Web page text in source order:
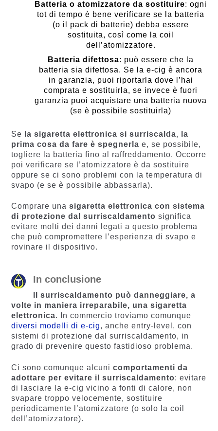
Batteria o atomizzatore da sostituire: ogni
tot di tempo è bene verificare se la batteria
(o il pack di batterie) debba essere
sostituita, così come la coil
dell’atomizzatore.
Batteria difettosa: può essere che la
batteria sia difettosa. Se la e-cig è ancora
in garanzia, puoi riportarla dove l’hai
comprata e sostituirla, se invece è fuori
garanzia puoi acquistare una batteria nuova
(se è possibile sostituirla)
Se la sigaretta elettronica si surriscalda,
la
prima cosa da fare è spegnerla e, se possibile,
togliere la batteria fino al raffreddamento. Occorre
poi verificare se l’atomizzatore è da sostituire
oppure se ci sono problemi con la temperatura di
svapo (e se è possibile abbassarla).
Comprare una sigaretta elettronica con sistema
di protezione dal surriscaldamento significa
evitare molti dei danni legati a questo problema
che può compromettere l’esperienza di svapo e
rovinare il dispositivo.
In conclusione
Il surriscaldamento può danneggiare, a
volte in maniera irreparabile, una sigaretta
elettronica. In commercio troviamo comunque
diversi modelli di e-cig, anche entry-level, con
sistemi di protezione dal surriscaldamento, in
grado di prevenire questo fastidioso problema.
Ci sono comunque alcuni comportamenti da
adottare per evitare il surriscaldamento: evitare
di lasciare la e-cig vicino a fonti di calore, non
svapare troppo velocemente, sostituire
periodicamente l’atomizzatore (o solo la coil
dell’atomizzatore).